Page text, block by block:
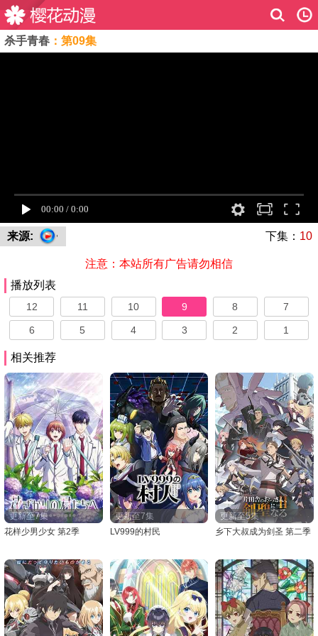
杀手青春 ：第09集
来源: 下集： 10
注意：本站所有广告请勿相信
播放列表
12 11 10 9 8 7
6 5 4 3 2 1
相关推荐
更新至7集
花样少男少女 第2季
更新至7集
LV999的村民
更新至5集
乡下大叔成为剑圣 第二季